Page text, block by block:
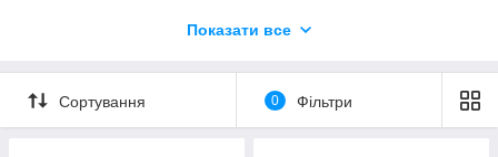
(труби для димоходів довжиною 1 м, 0,5 м, 0,25 м) з
конфігурації. Одностінні димоходи встановлюються в
існуючий цегляний димар або всередині приміщень з
подальшою обшивкою вогнестійкими і термостійкими
Показати все
Сортування 0 Фільтри